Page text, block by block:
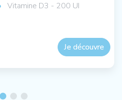
Vitamine D3 - 200 UI
Je découvre